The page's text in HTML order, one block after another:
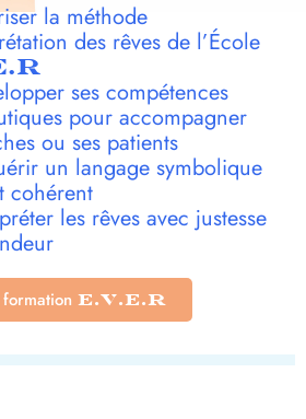
la méthode
des rêves de l’École
ses compétences
pour accompagner
ou ses patients
un langage symbolique
cohérent
les rêves avec justesse
E.V.E.R